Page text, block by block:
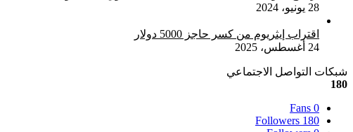
28 يونيو، 2024
اقتراب إيثريوم من كسر حاجز 5000 دولار
24 أغسطس، 2025
شبكات التواصل الاجتماعي
180
0
Fans
180
Followers